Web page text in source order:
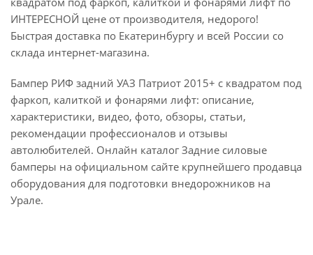
ИНТЕРЕСНОЙ цене от производителя, недорого!
Быстрая доставка по Екатеринбургу и всей России со
склада интернет-магазина.
Бампер РИФ задний УАЗ Патриот 2015+ с квадратом под
фаркоп, калиткой и фонарями лифт: описание,
характеристики, видео, фото, обзоры, статьи,
рекомендации профессионалов и отзывы
автолюбителей. Онлайн каталог Задние силовые
бамперы на официальном сайте крупнейшего продавца
оборудования для подготовки внедорожников на
Урале.